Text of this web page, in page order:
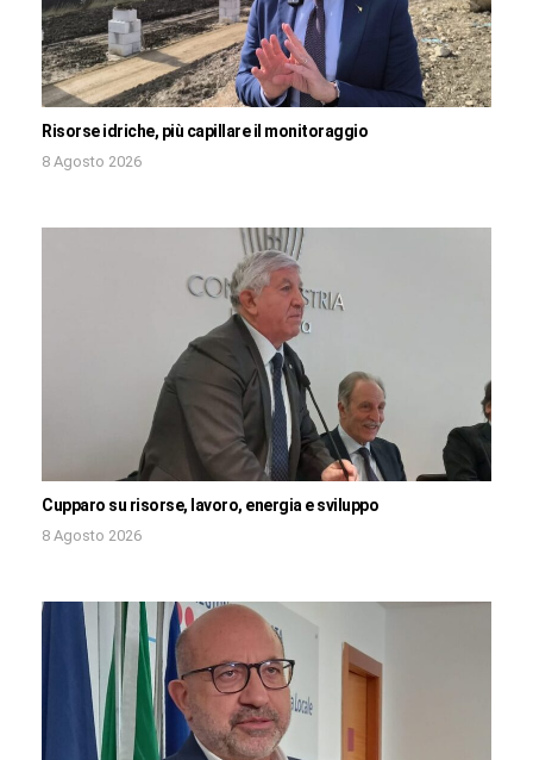
Risorse idriche, più capillare il monitoraggio
8 Agosto 2026
Cupparo su risorse, lavoro, energia e sviluppo
8 Agosto 2026